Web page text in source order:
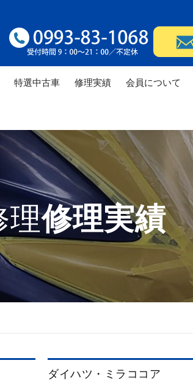
特選中古車 修理実績
修理実績
修理実績
修理実績
会員について
理修理実績
ダイハツ・ミラココア